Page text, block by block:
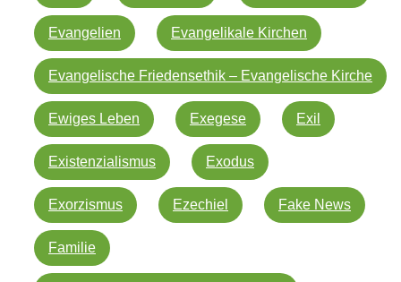
Evangelien Evangelikale Kirchen
Evangelische Friedensethik – Evangelische Kirche
Ewiges Leben Exegese Exil
Existenzialismus Exodus
Exorzismus Ezechiel Fake News
Familie